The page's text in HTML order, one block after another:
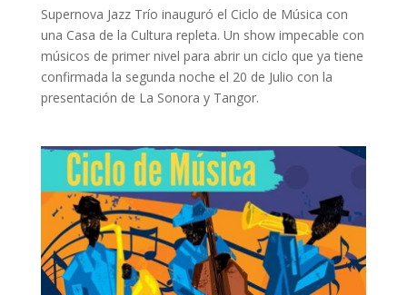
Supernova Jazz Trío inauguró el Ciclo de Música con
una Casa de la Cultura repleta. Un show impecable con
músicos de primer nivel para abrir un ciclo que ya tiene
confirmada la segunda noche el 20 de Julio con la
presentación de La Sonora y Tangor.